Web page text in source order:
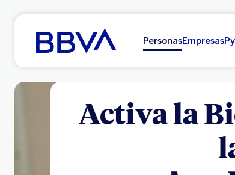
Ir al contenido principal
PersonasEmpresas
Activa la